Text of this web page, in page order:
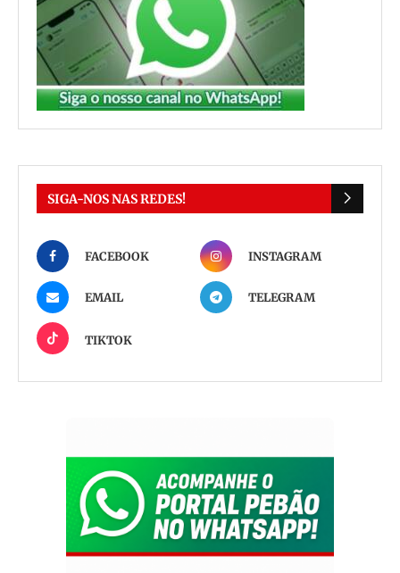
SIGA-NOS NAS REDES!
FACEBOOK INSTAGRAM
EMAIL TELEGRAM
TIKTOK